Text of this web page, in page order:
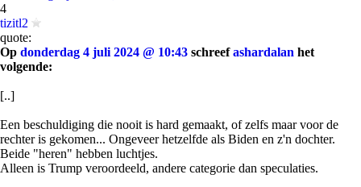
4
tizitl2
quote:
Op donderdag 4 juli 2024 @ 10:43 schreefashardalan het
volgende:
[..]
Een beschuldiging die nooit is hard gemaakt, of zelfs maar voor de
rechter is gekomen... Ongeveer hetzelfde als Biden en z'n dochter.
Beide "heren" hebben luchtjes.
Alleen is Trump veroordeeld, andere categorie dan speculaties.